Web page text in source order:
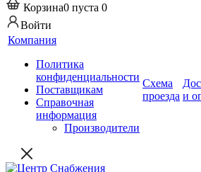
Корзина0 пуста 0
Войти
Компания
Политика
конфиденциальности
Поставщикам
Справочная
информация
Производители
Схема
проезда и